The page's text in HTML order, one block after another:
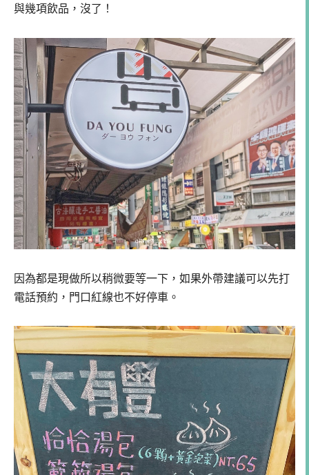
與幾項飲品，沒了！
因為都是現做所以稍微要等一下，如果外帶建議可以先打
電話預約，門口紅線也不好停車。